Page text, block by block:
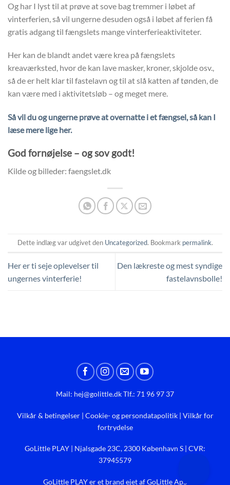
Og har I lyst til at prøve at sove bag tremmer i løbet af
vinterferien, så vil ungerne desuden også i løbet af ferien få
gratis adgang til fængslets mange vinterferieaktiviteter.
Her kan de blandt andet være krea på fængslets
kreaværksted, hvor de kan lave masker, kroner, skjolde osv.,
så de er helt klar til fastelavn og til at slå katten af tønden, de
kan være med i aktivitetsløb – og meget mere.
Så vil du og ungerne prøve at overnatte i et fængsel, så kan I
læse mere lige her.
God fornøjelse – og sov godt!
Kilde og billeder: faengslet.dk
Dette indlæg var udgivet den Uncategorized. Bookmark permalink.
Her er ti seje oplevelser til
ungernes vinterferie!
Den lækreste og mest syndige
fastelavnsbolle!
Mail: hej@golittle.dkTlf.: 71 96 97 37
Vilkår & betingelser| Cookie- og persondatapolitik| Vilkår for
fortrydelse
GoLittle PLAY | Njalsgade 23C, 2300 København S | CVR:
37945579
GoLittle PLAY er et brand ejet af GoLittle ApS